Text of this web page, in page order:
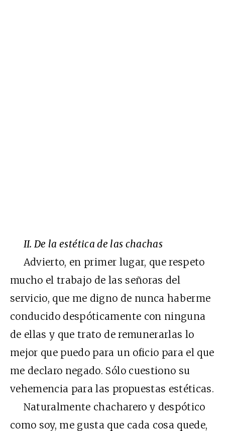
II. De la estética de las chachas
Advierto, en primer lugar, que respeto
mucho el trabajo de las señoras del
servicio, que me digno de nunca haberme
conducido despóticamente con ninguna
de ellas y que trato de remunerarlas lo
mejor que puedo para un oficio para el que
me declaro negado. Sólo cuestiono su
vehemencia para las propuestas estéticas.
Naturalmente chacharero y despótico
como soy, me gusta que cada cosa quede,